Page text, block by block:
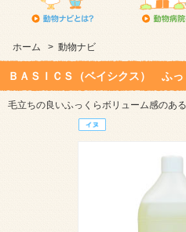
ホーム > 動物ナビ
ＢＡＳＩＣＳ（ベイシクス） ふ
毛立ちの良いふっくらボリューム感のあ